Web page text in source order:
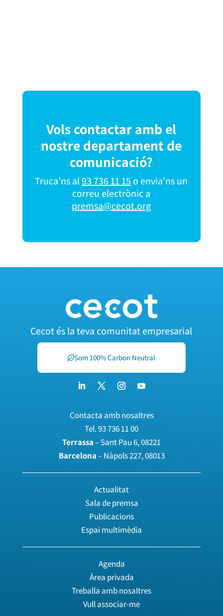
Vols contactar amb el
nostre departament de
comunicació?
Truca’ns al93 736 11 15 o envia’ns un
correu electrònic a
premsa@cecot.org
Cecot és la teva comunitat empresarial
Som 100% Carbon Neutral
Contacta amb nosaltres
Tel.93 736 11 00
Terrassa– Sant Pau 6, 08221
Barcelona– Nàpols 227, 08013
Actualitat
Sala de premsa
Publicacions
Espai multimèdia
Agenda
Àrea privada
Treballa amb nosaltres
Vull associar-me